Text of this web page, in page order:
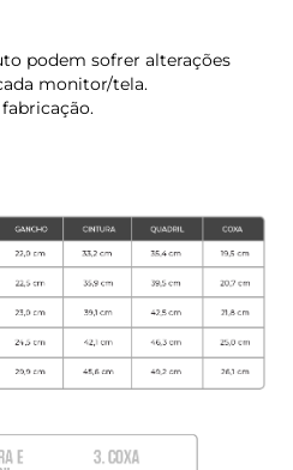
podem sofrer alterações
monitor/tela.